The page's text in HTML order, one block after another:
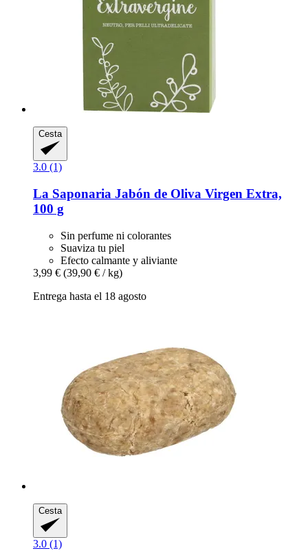
Cesta
3.0 (1)
La Saponaria Jabón de Oliva Virgen Extra,
100 g
Sin perfume ni colorantes
Suaviza tu piel
Efecto calmante y aliviante
3,99 € (39,90 € / kg)
Entrega hasta el 18 agosto
Cesta
3.0 (1)